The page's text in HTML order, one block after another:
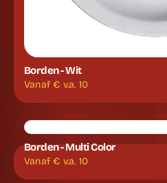
Borden - Wit
Vanaf € v.a. 10
Borden - Multi Color
Vanaf € v.a. 10